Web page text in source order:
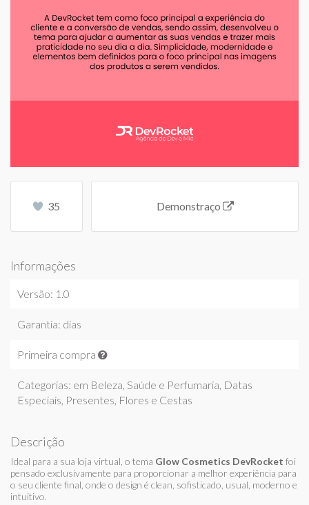
35 Demonstraço
Informações
Versão: 1.0
Garantia: dias
Primeira compra
Categorias: em Beleza, Saúde e Perfumaria, Datas
Especiais, Presentes, Flores e Cestas
Descrição
Ideal para a sua loja virtual, o tema Glow Cosmetics DevRocket foi
pensado exclusivamente para proporcionar a melhor experiência para
o seu cliente final, onde o design é clean, sofisticado, usual, moderno e
intuitivo.